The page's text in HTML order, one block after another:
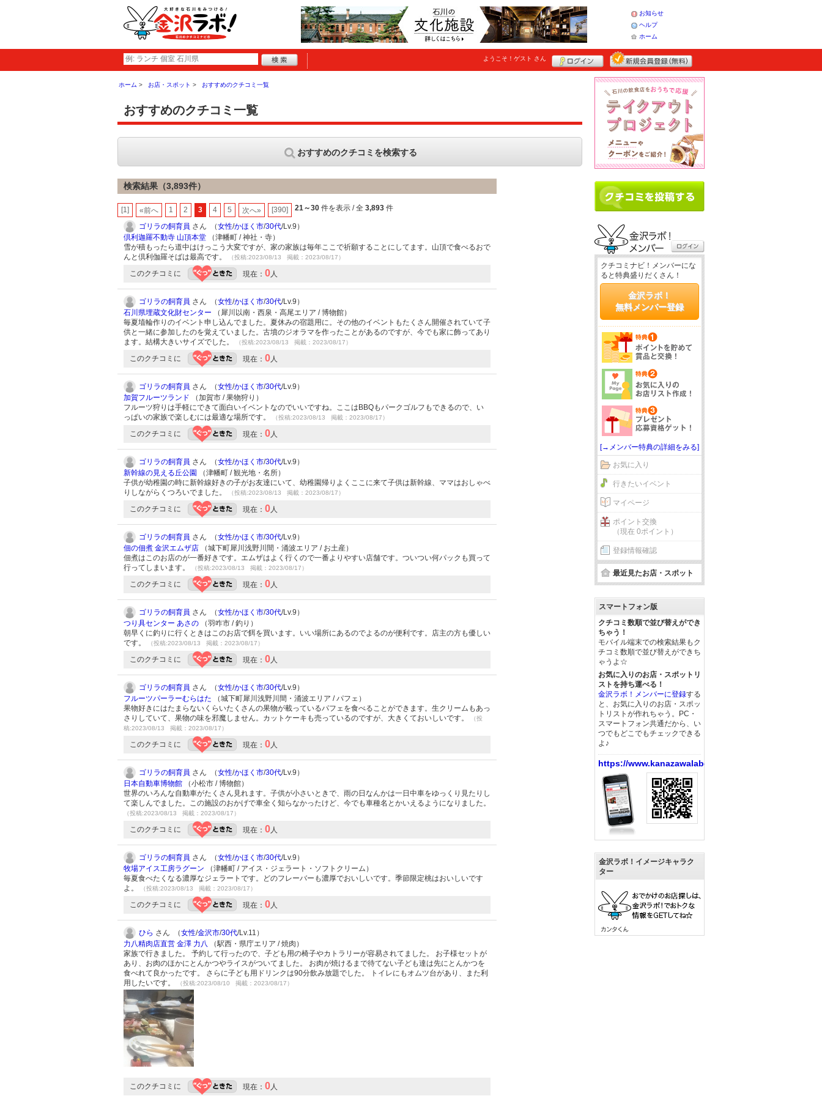
お知らせ
ヘルプ
ホーム
ようこそ！ ゲスト さん
ホーム お店・スポット おすすめのクチコミ一覧
おすすめのクチコミ一覧
おすすめのクチコミを検索する
検索結果（3,893件）
[1] «前へ 1 2 3 4 5 次へ» [390] 21～30 件を表示 / 全 3,893 件
ゴリラの飼育員 さん （女性/かほく市/30代/Lv.9）
倶利迦羅不動寺 山頂本堂 （津幡町 / 神社・寺）
雪が積もったら道中はけっこう大変ですが、家の家族は毎年ここで祈願することにしてます。山頂で食べるおで
んと倶利伽羅そばは最高です。
（投稿:2023/08/13 掲載：2023/08/17）
このクチコミに 現在： 0人
ゴリラの飼育員 さん （女性/かほく市/30代/Lv.9）
石川県埋蔵文化財センター （犀川以南・西泉・高尾エリア / 博物館）
毎夏埴輪作りのイベント申し込んでました。夏休みの宿題用に。その他のイベントもたくさん開催されていて子
供と一緒に参加したのを覚えていました。古墳のジオラマを作ったことがあるのですが、今でも家に飾ってあり
ます。結構大きいサイズでした。
（投稿:2023/08/13 掲載：2023/08/17）
このクチコミに 現在： 0人
ゴリラの飼育員 さん （女性/かほく市/30代/Lv.9）
加賀フルーツランド （加賀市 / 果物狩り）
フルーツ狩りは手軽にできて面白いイベントなのでいいですね。ここはBBQもパークゴルフもできるので、い
っぱいの家族で楽しむには最適な場所です。
（投稿:2023/08/13 掲載：2023/08/17）
このクチコミに 現在： 0人
ゴリラの飼育員 さん （女性/かほく市/30代/Lv.9）
新幹線の見える丘公園
（津幡町 / 観光地・名所）
子供が幼稚園の時に新幹線好きの子がお友達にいて、幼稚園帰りよくここに来て子供は新幹線、ママはおしゃべ
りしながらくつろいでました。
（投稿:2023/08/13 掲載：2023/08/17）
このクチコミに 現在： 0人
ゴリラの飼育員 さん （女性/かほく市/30代/Lv.9）
佃の佃煮 金沢エムザ店 （城下町犀川浅野川間・涌波エリア / お土産）
佃煮はこのお店のが一番好きです。エムザはよく行くので一番よりやすい店舗です。ついつい何パックも買って
行ってしまいます。
（投稿:2023/08/13 掲載：2023/08/17）
このクチコミに 現在： 0人
ゴリラの飼育員 さん （女性/かほく市/30代/Lv.9）
つり具センター あさの （羽咋市 / 釣り）
朝早くに釣りに行くときはこのお店で餌を買います。いい場所にあるのでよるのが便利です。店主の方も優しい
です。
（投稿:2023/08/13 掲載：2023/08/17）
このクチコミに 現在： 0人
ゴリラの飼育員 さん （女性/かほく市/30代/Lv.9）
フルーツパーラーむらはた （城下町犀川浅野川間・涌波エリア / パフェ）
果物好きにはたまらないくらいたくさんの果物が載っているパフェを食べることができます。生クリームもあっ
さりしていて、果物の味を邪魔しません。カットケーキも売っているのですが、大きくておいしいです。
（投
稿:2023/08/13 掲載：2023/08/17）
このクチコミに 現在： 0人
ゴリラの飼育員 さん （女性/かほく市/30代/Lv.9）
日本自動車博物館 （小松市 / 博物館）
世界のいろんな自動車がたくさん見れます。子供が小さいときで、雨の日なんかは一日中車をゆっくり見たりし
て楽しんでました。この施設のおかげで車全く知らなかったけど、今でも車種名とかいえるようになりました。
（投稿:2023/08/13 掲載：2023/08/17）
このクチコミに 現在： 0人
ゴリラの飼育員 さん （女性/かほく市/30代/Lv.9）
牧場アイス工房ラグーン （津幡町 / アイス・ジェラート・ソフトクリーム）
毎夏食べたくなる濃厚なジェラートです。どのフレーバーも濃厚でおいしいです。季節限定桃はおいしいです
よ。
（投稿:2023/08/13 掲載：2023/08/17）
このクチコミに 現在： 0人
ひら さん （女性/金沢市/30代/Lv.11）
力八精肉店直営 金澤 力八 （駅西・県庁エリア / 焼肉）
家族で行きました。 予約して行ったので、子ども用の椅子やカトラリーが容易されてました。 お子様セットが
あり、お肉のほかにとんかつやライスがついてました。 お肉が焼けるまで待てない子ども達は先にとんかつを
食べれて良かったです。 さらに子ども用ドリンクは90分飲み放題でした。 トイレにもオムツ台があり、また利
用したいです。
（投稿:2023/08/10 掲載：2023/08/17）
このクチコミに 現在： 0人
クチコミナビ！メンバーにな
ると特典盛りだくさん！
金沢ラボ！
無料メンバー登録
[→メンバー特典の詳細をみる]
お気に入り
行きたいイベント
マイページ
ポイント交換
（現在 0ポイント）
登録情報確認
最近見たお店・スポット
スマートフォン版
クチコミ数順で並び替えができ
ちゃう！
モバイル端末での検索結果もク
チコミ数順で並び替えができち
ゃうよ☆
お気に入りのお店・スポットリ
ストを持ち運べる！
金沢ラボ！メンバーに登録する
と、お気に入りのお店・スポッ
トリストが作れちゃう。PC・
スマートフォン共通だから、い
つでもどこでもチェックできる
よ♪
https://www.kanazawalabo.net/
金沢ラボ！イメージキャラク
ター